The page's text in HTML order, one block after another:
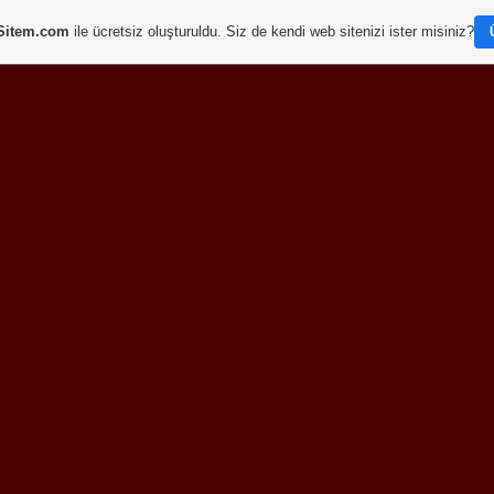
ile ücretsiz oluşturuldu. Siz de kendi web sitenizi ister misiniz?